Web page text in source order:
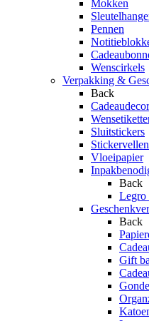
Mokken
Pennen
Wenscirkels
Verpakking &
Back
Sluitstickers
Stickervellen
Vloeipapier
Back
Legro
Back
Gift